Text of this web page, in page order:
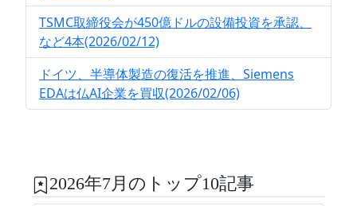
TSMC取締役会が450億ドルの設備投資を承認、
など4本(2026/02/12)
ドイツ、半導体製造の復活を推進、Siemens
EDAは仏AI企業を買収(2026/02/06)
2026年7月のトップ10記事